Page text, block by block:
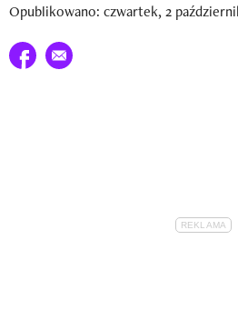
Opublikowano: czwartek, 2
Udostępnij na facebook
E-mail do przyjaciela